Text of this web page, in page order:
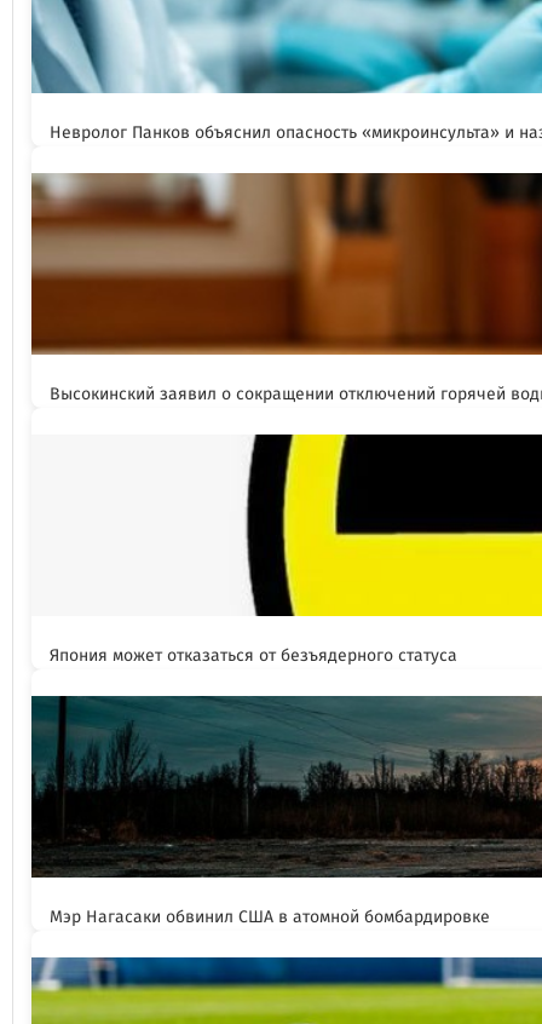
Невролог Панков объяснил опасность «микроинсульта» и
Высокинский заявил о сокращении отключений горячей
Япония может отказаться от безъядерного статуса
Мэр Нагасаки обвинил США в атомной бомбардировке